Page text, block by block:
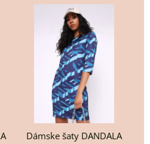
Dámske šaty DANDALA